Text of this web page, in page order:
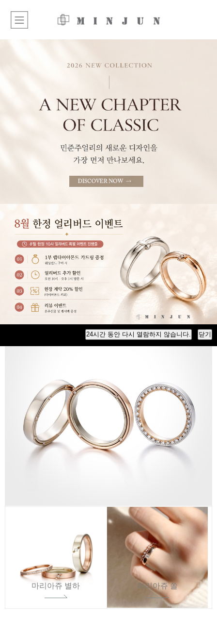
24시간 동안 다시 열람하지 않습니다. 닫기
Mariage classic
마리아쥬 클래식
마리아쥬 별하 마리아쥬 쏠